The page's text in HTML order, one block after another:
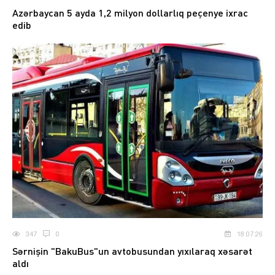
Azərbaycan 5 ayda 1,2 milyon dollarlıq peçenye ixrac
edib
347 0 18.07.26
Sərnişin "BakuBus"un avtobusundan yıxılaraq xəsarət
aldı